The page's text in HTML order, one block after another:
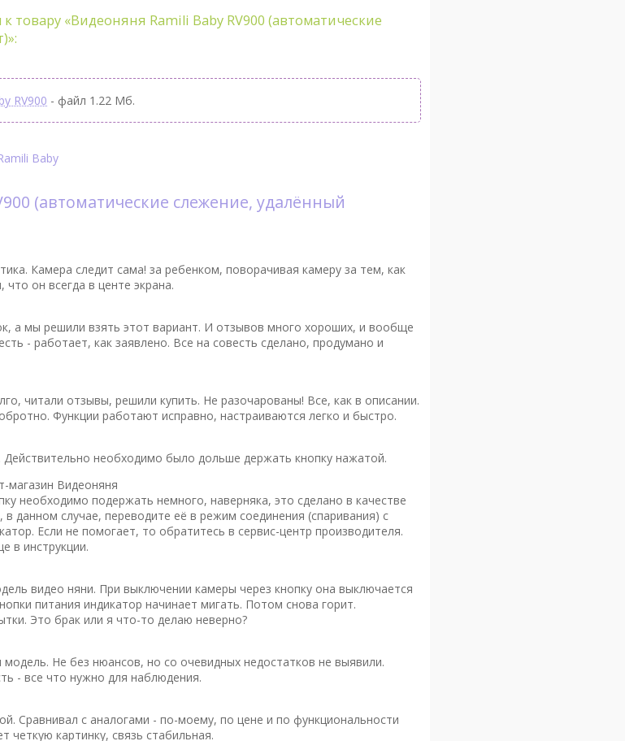
товару «Видеоняня Ramili Baby RV900 (автоматические
RV900 - файл 1.22 Мб.
Baby
(автоматические слежение, удалённый
Камера следит сама! за ребенком, поворачивая камеру за тем, как
он всегда в центе экрана.
а мы решили взять этот вариант. И отзывов много хороших, и вообще
- работает, как заявлено. Все на совесть сделано, продумано и
читали отзывы, решили купить. Не разочарованы! Все, как в описании.
Функции работают исправно, настраиваются легко и быстро.
необходимо было дольше держать кнопку нажатой.
магазин Видеоняня
необходимо подержать немного, наверняка, это сделано в качестве
данном случае, переводите её в режим соединения (спаривания) с
Если не помогает, то обратитесь в сервис-центр производителя.
в инструкции.
видео няни. При выключении камеры через кнопку она выключается
питания индикатор начинает мигать. Потом снова горит.
Это брак или я что-то делаю неверно?
Не без нюансов, но со очевидных недостатков не выявили.
- все что нужно для наблюдения.
Сравнивал с аналогами - по-моему, по цене и по функциональности
четкую картинку, связь стабильная.